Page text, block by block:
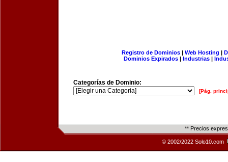
Registro de Dominios| Web Hosting |
Dominios Expirados | Industrias |
Categorías de Dominio:
[Pág.
** Precios
© 2002/2022 Solo10.com